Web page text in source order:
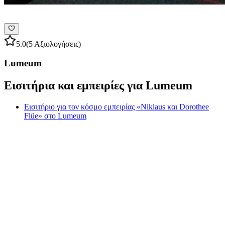
5.0(5 Αξιολογήσεις)
Lumeum
Εισιτήρια και εμπειρίες για Lumeum
Εισιτήριο για τον κόσμο εμπειρίας «Niklaus και Dorothee
Flüe» στο Lumeum